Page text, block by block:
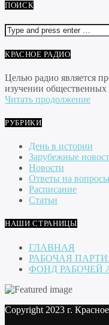
ПОИСК
КРАСНОЕ РАДИО
Целью радио является
изучении общественных
Читать продолжение
РУБРИКИ
День в истории
Зарубежные
Новости
Ответы на вопросы
Расписание
Статьи
НАШИ СТРАНИЦЫ
ГЛАВНАЯ
РАБОЧАЯ
ФОНД РАБОЧЕЙ
Copyright 2023 г.